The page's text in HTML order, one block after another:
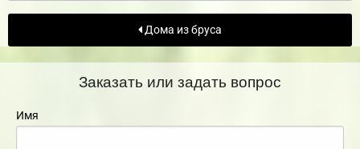
Дома из бруса
Заказать или задать вопрос
Имя